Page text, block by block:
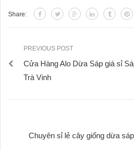
Share:
PREVIOUS POST
Cửa Hàng Alo Dừa Sáp giá sỉ
Trà Vinh
Chuyên sỉ lẻ cây giống dừa